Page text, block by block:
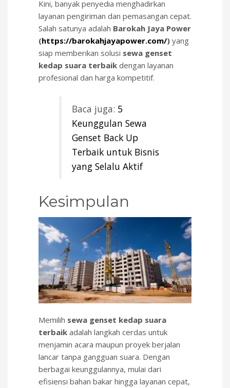
Kini, banyak penyedia menghadirkan
layanan pengiriman dan pemasangan cepat.
Salah satunya adalah Barokah Jaya Power
(https://barokahjayapower.com/) yang
siap memberikan solusi sewa genset
kedap suara terbaik dengan layanan
profesional dan harga kompetitif.
Baca juga: 5
Keunggulan Sewa
Genset Back Up
Terbaik untuk Bisnis
yang Selalu Aktif
Kesimpulan
Memilih sewa genset kedap suara
terbaik adalah langkah cerdas untuk
menjamin acara maupun proyek berjalan
lancar tanpa gangguan suara. Dengan
berbagai keunggulannya, mulai dari
efisiensi bahan bakar hingga layanan cepat,